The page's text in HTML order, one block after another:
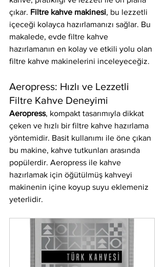
çıkar. Filtre kahve makinesi, bu lezzetli
içeceği kolayca hazırlamanızı sağlar. Bu
makalede, evde filtre kahve
hazırlamanın en kolay ve etkili yolu olan
filtre kahve makinelerini inceleyeceğiz.
Aeropress: Hızlı ve Lezzetli
Filtre Kahve Deneyimi
Aeropress, kompakt tasarımıyla dikkat
çeken ve hızlı bir filtre kahve hazırlama
yöntemidir. Basit kullanımı ile öne çıkan
bu makine, kahve tutkunları arasında
popülerdir. Aeropress ile kahve
hazırlamak için öğütülmüş kahveyi
makinenin içine koyup suyu eklemeniz
yeterlidir.